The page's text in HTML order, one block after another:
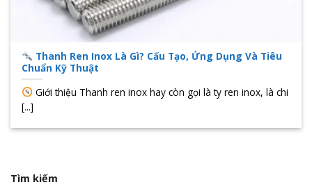
Thanh Ren Inox Là Gì? Cấu Tạo, Ứng Dụng Và Tiêu
Chuẩn Kỹ Thuật
Giới thiệu Thanh ren inox hay còn gọi là ty ren inox, là chi
[...]
Tìm kiếm